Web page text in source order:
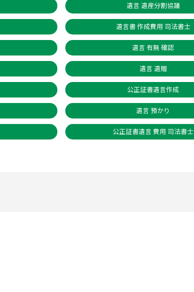
遺言 遺産分割協議
遺言書 作成費用 司法書士
遺言 有無 確認
遺言 遺贈
公正証書遺言作成
遺言 預かり
公正証書遺言 費用 司法書士